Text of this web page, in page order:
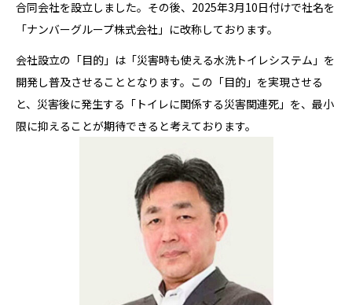
合同会社を設立しました。その後、2025年3月10日付けで社名を
「ナンバーグループ株式会社」に改称しております。
会社設立の「目的」は「災害時も使える水洗トイレシステム」を
開発し普及させることとなります。この「目的」を実現させる
と、災害後に発生する「トイレに関係する災害関連死」を、最小
限に抑えることが期待できると考えております。